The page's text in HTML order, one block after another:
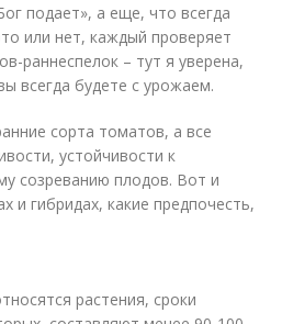
подает», а еще, что всегда
или нет, каждый проверяет
раннеспелок – тут я уверена,
всегда будете с урожаем.
сорта томатов, а все
устойчивости к
созреванию плодов. Вот и
и гибридах, какие предпочесть,
растения, сроки